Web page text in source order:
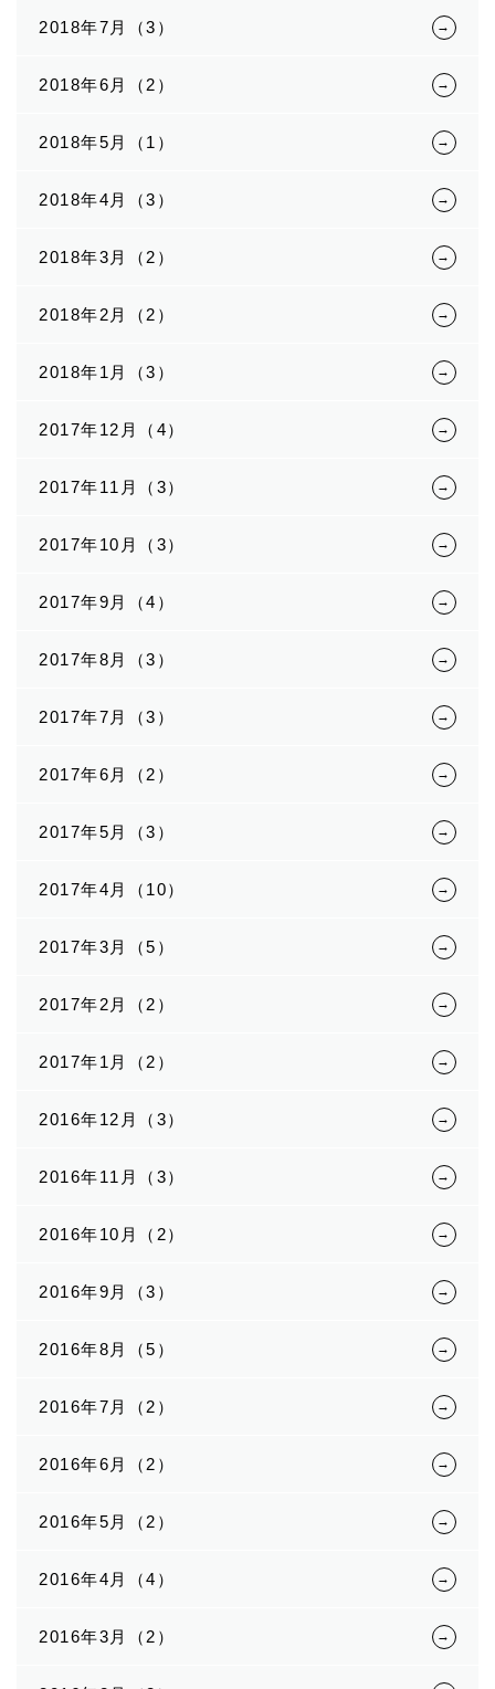
2018年7月（3）
2018年6月（2）
2018年5月（1）
2018年4月（3）
2018年3月（2）
2018年2月（2）
2018年1月（3）
2017年12月（4）
2017年11月（3）
2017年10月（3）
2017年9月（4）
2017年8月（3）
2017年7月（3）
2017年6月（2）
2017年5月（3）
2017年4月（10）
2017年3月（5）
2017年2月（2）
2017年1月（2）
2016年12月（3）
2016年11月（3）
2016年10月（2）
2016年9月（3）
2016年8月（5）
2016年7月（2）
2016年6月（2）
2016年5月（2）
2016年4月（4）
2016年3月（2）